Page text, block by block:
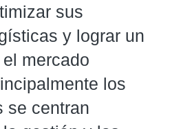
sus
y lograr un
mercado
los
se centran